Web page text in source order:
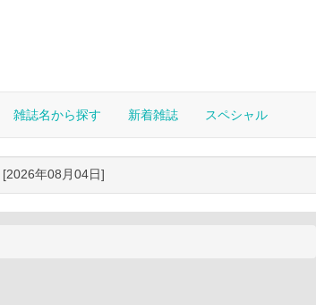
雑誌名から探す 新着雑誌 スペシャル
[2026年08月04日]